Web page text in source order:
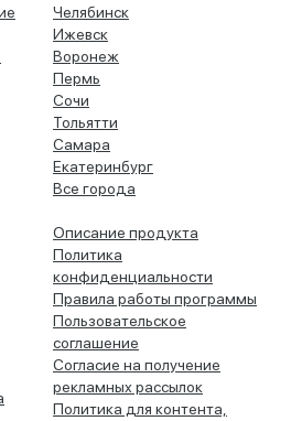
Челябинск
Ижевск
Воронеж
Пермь
Сочи
Тольятти
Самара
Екатеринбург
Все города
Описание продукта
Политика
конфиденциальности
Правила работы программы
Пользовательское
соглашение
Согласие на получение
рекламных рассылок
Политика для контента,